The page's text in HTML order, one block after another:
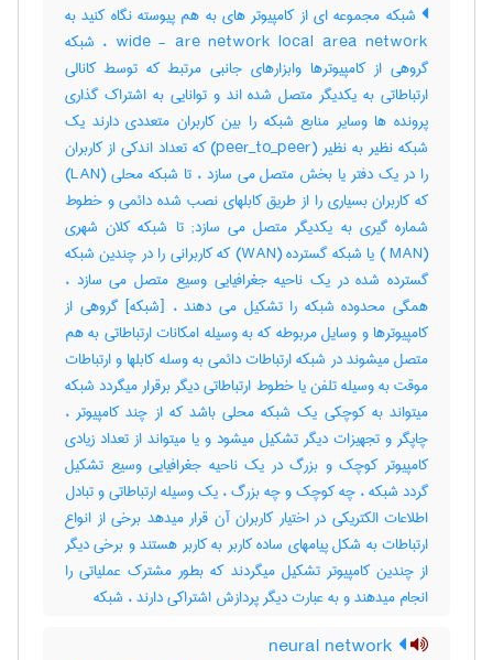
شبکه مجموعه ای از کامپیوتر های به هم پیوسته نگاه کنید به
wide - are network local area network ، شبکه
گروهی از کامپیوترها وابزارهای جانبی مرتبط که توسط کانالی
ارتباطاتی به یکدیگر متصل شده اند و توانایی به اشتراک گذاری
پرونده ها وسایر منابع شبکه را بین کاربران متعددی دارند یک
شبکه نظیر به نظیر (peer_to_peer) که تعداد اندکی از کاربران
را در یک دفتر یا بخش متصل می سازد ، تا شبکه محلی (LAN)
که کاربران بسیاری را از طریق کابلهای نصب شده دائمی و خطوط
شماره گیری به یکدیگر متصل می سازد; تا شبکه کلان شهری
(MAN ) یا شبکه گسترده (WAN) که کاربرانی را در چندین شبکه
گسترده شده در یک ناحیه جغرافیایی وسیع متصل می سازد ،
همگی محدوده شبکه را تشکیل می دهند ، [شبکه] گروهی از
کامپیوترها و وسایل مربوطه که به وسیله امکانات ارتباطاتی به هم
متصل میشوند در شبکه ارتباطات دائمی به وسله کابلها و ارتباطات
موقت به وسیله تلفن یا خطوط ارتباطاتی دیگر برقرار میگردد شبکه
میتواند به کوچکی یک شبکه محلی باشد که از چند کامپیوتر ،
چاپگر و تجهیزات دیگر تشکیل میشود و یا میتواند از تعداد زیادی
کامپیوتر کوچک و بزرگ در یک ناحیه جغرافیایی وسیع تشکیل
گردد شبکه ، چه کوچک و چه بزرگ ، یک وسیله ارتباطاتی و تبادل
اطلاعات الکتریکی در اختیار کاربران آن قرار میدهد برخی از انواع
ارتباطات به شکل پیامهای ساده کاربر به کاربر هستند و برخی دیگر
از چندین کامپیوتر تشکیل میگردند که بطور مشترک عملیاتی را
انجام میدهند و به عبارت دیگر پردازش اشتراکی دارند ، ‌شبکه